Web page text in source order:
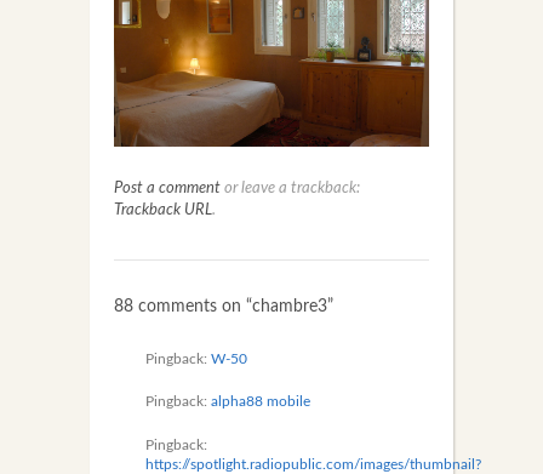
Post a comment or leave a trackback:
Trackback URL.
88 comments on “chambre3”
Pingback: W-50
Pingback: alpha88 mobile
Pingback:
https://spotlight.radiopublic.com/images/thumbnail?